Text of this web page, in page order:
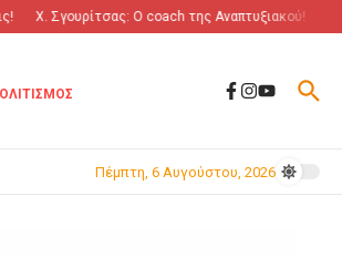
Χ. Σγουρίτσας: O coach της Αναπτυξιακού!
Πέμπτη, 6 Αυγούστου, 2026